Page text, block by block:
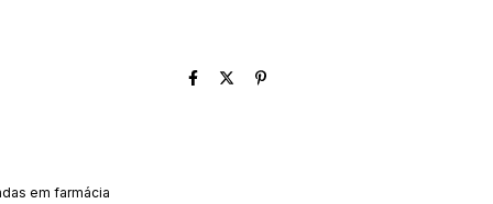
em farmácia